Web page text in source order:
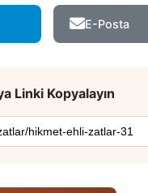
E-Posta
Linki Kopyalayın